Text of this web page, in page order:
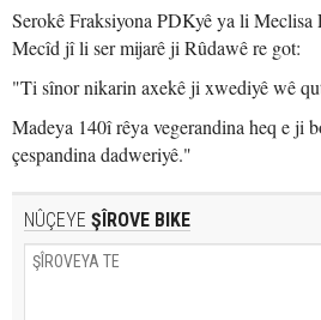
Serokê Fraksiyona PDKyê ya li Meclisa
Mecîd jî li ser mijarê ji Rûdawê re got:
"Ti sînor nikarin axekê ji xwediyê wê
Madeya 140î rêya vegerandina heq e ji
çespandina dadweriyê."
NÛÇEYE ŞÎROVE BIKE